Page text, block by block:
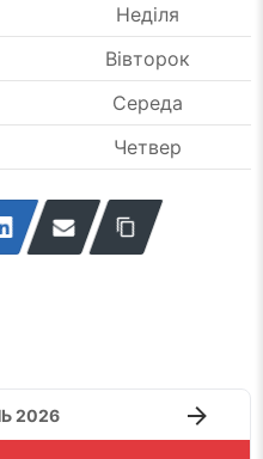
Неділя
Вівторок
Середа
Четвер
2026